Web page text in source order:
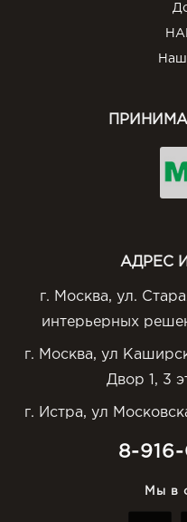
АДРЕС
г. Москва, ул.
интерьерных
г. Москва, ул
Двор 1, 3
г. Истра, ул
8-
Мы в